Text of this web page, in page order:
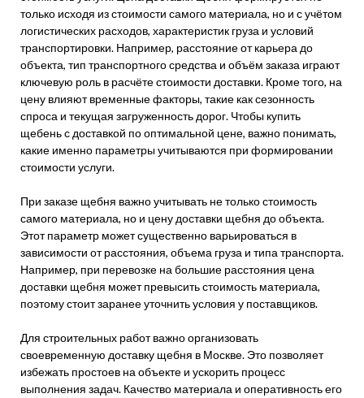
только исходя из стоимости самого материала, но и с учётом
логистических расходов, характеристик груза и условий
транспортировки. Например, расстояние от карьера до
объекта, тип транспортного средства и объём заказа играют
ключевую роль в расчёте стоимости доставки. Кроме того, на
цену влияют временные факторы, такие как сезонность
спроса и текущая загруженность дорог. Чтобы купить
щебень с доставкой по оптимальной цене, важно понимать,
какие именно параметры учитываются при формировании
стоимости услуги.
При заказе щебня важно учитывать не только стоимость
самого материала, но и цену доставки щебня до объекта.
Этот параметр может существенно варьироваться в
зависимости от расстояния, объема груза и типа транспорта.
Например, при перевозке на большие расстояния цена
доставки щебня может превысить стоимость материала,
поэтому стоит заранее уточнить условия у поставщиков.
Для строительных работ важно организовать
своевременную доставку щебня в Москве. Это позволяет
избежать простоев на объекте и ускорить процесс
выполнения задач. Качество материала и оперативность его